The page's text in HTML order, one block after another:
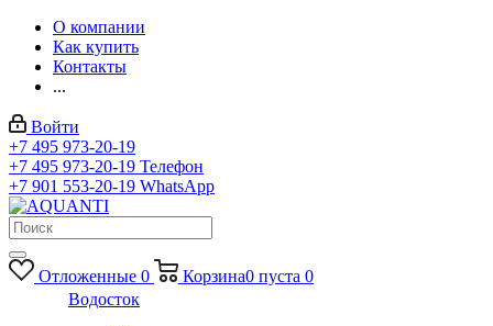
О компании
Как купить
Контакты
...
Войти
+7 495 973-20-19
+7 495 973-20-19 Телефон
+7 901 553-20-19 WhatsApp
Отложенные 0 Корзина0 пуста 0
Водосток